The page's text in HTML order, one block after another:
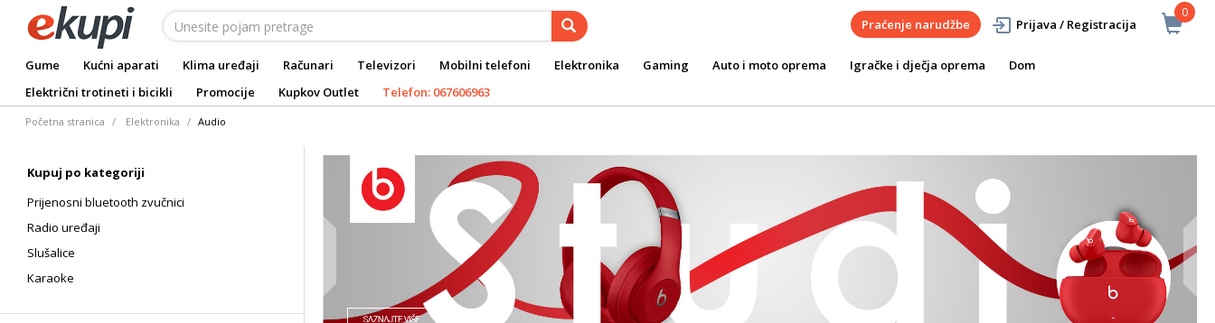
0
Praćenje narudžbe Prijava / Registracija
Gume Kućni aparati Klima uređaji Računari Televizori Mobilni telefoni Elektronika Gaming Auto i moto oprema Igračke i dječja oprema
Dom
Električni trotineti i bicikli
Promocije Kupkov Outlet Telefon: 067606963
Početna stranica Elektronika Audio
Kupuj po kategoriji
Prijenosni bluetooth zvučnici
Radio uređaji
Slušalice
Karaoke
prev